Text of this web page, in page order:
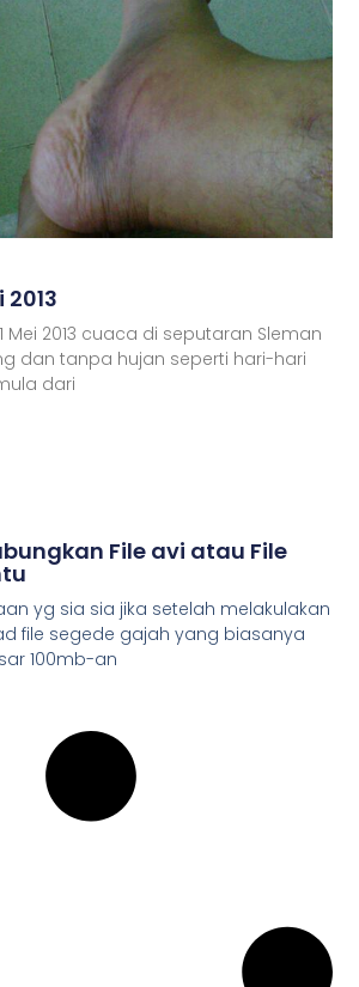
2013
Mei 2013 cuaca di seputaran Sleman
dan tanpa hujan seperti hari-hari
dari
File avi atau File
yg sia sia jika setelah melakulakan
file segede gajah yang biasanya
100mb-an